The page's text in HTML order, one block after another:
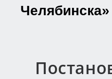
Челябинска»